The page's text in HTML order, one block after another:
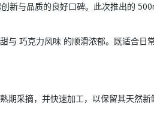
新与品质的良好口碑。此次推出的
与 巧克力风味 的顺滑浓郁。既适合日
期采摘，并快速加工，以保留其天然新